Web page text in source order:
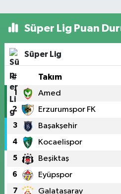
Süper Lig Puan
Süper Lig
# Takım
1 Amed
2 Erzurumspor FK
3 Başakşehir
4 Kocaelispor
5 Beşiktaş
6 Eyüpspor
7 Galatasaray